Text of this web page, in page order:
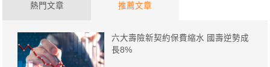
熱門文章 推薦文章
六大壽險新契約保費縮水 國壽逆勢成
長8%